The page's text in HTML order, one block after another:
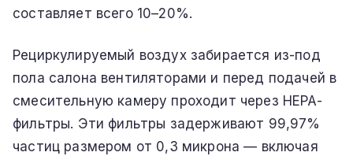
составляет всего 10–20%.
Рециркулируемый воздух забирается из-под
пола салона вентиляторами и перед подачей в
смесительную камеру проходит через HEPA-
фильтры. Эти фильтры задерживают 99,97%
частиц размером от 0,3 микрона — включая